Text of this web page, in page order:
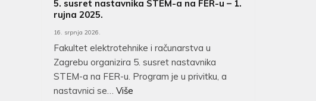
5. susret nastavnika STEM-a na FER-u – 1.
rujna 2025.
16. srpnja 2026.
Fakultet elektrotehnike i računarstva u
Zagrebu organizira 5. susret nastavnika
STEM-a na FER-u. Program je u privitku, a
nastavnici se…Više